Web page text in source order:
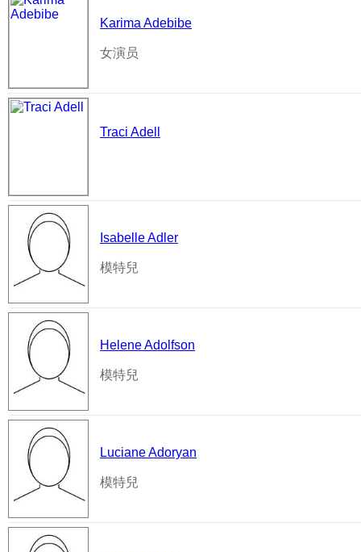
Karima Adebibe
女演员
Traci Adell
Isabelle Adler
模特兒
Helene Adolfson
模特兒
Luciane Adoryan
模特兒